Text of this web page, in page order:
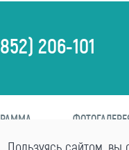
206-101
Пользуясь сайтом,